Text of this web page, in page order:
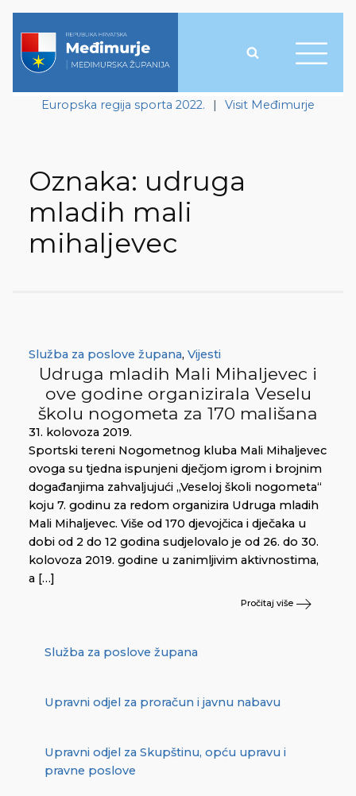
Europska regija sporta 2022. | Visit Međimurje
Oznaka: udruga
mladih mali
mihaljevec
Služba za poslove župana, Vijesti
Udruga mladih Mali Mihaljevec i
ove godine organizirala Veselu
školu nogometa za 170 mališana
31. kolovoza 2019.
Sportski tereni Nogometnog kluba Mali Mihaljevec
ovoga su tjedna ispunjeni dječjom igrom i brojnim
događanjima zahvaljujući „Veseloj školi nogometa“
koju 7. godinu za redom organizira Udruga mladih
Mali Mihaljevec. Više od 170 djevojčica i dječaka u
dobi od 2 do 12 godina sudjelovalo je od 26. do 30.
kolovoza 2019. godine u zanimljivim aktivnostima,
a […]
Pročitaj više
Služba za poslove župana
Upravni odjel za proračun i javnu nabavu
Upravni odjel za Skupštinu, opću upravu i
pravne poslove